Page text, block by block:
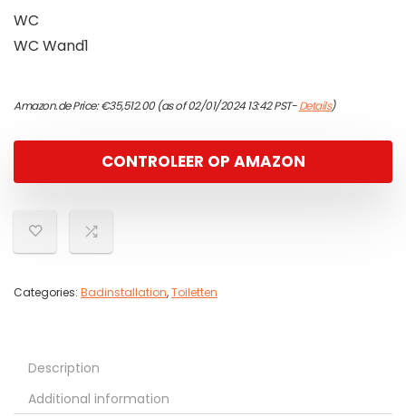
WC
WC Wand1
Amazon.de Price:€35,512.00(as of 02/01/2024 13:42 PST-Details)
CONTROLEER OP AMAZON
Categories: Badinstallation,Toiletten
Description
Additional information